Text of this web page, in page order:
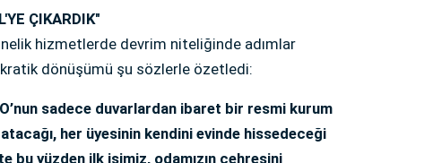
ÇIKARDIK"
hizmetlerde devrim niteliğinde adımlar
dönüşümü şu sözlerle özetledi:
sadece duvarlardan ibaret bir resmi kurum
her üyesinin kendini evinde hissedeceği
bu yüzden ilk işimiz, odamızın çehresini